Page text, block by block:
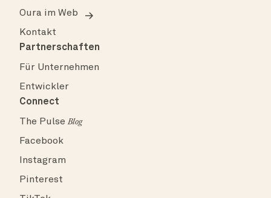
Oura im Web
Kontakt
Partnerschaften
Für Unternehmen
Entwickler
Connect
The PulseBlog
Facebook
Instagram
Pinterest